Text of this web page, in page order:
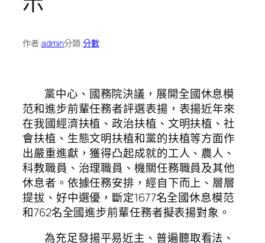
作者:admin分類:分數
黨中心、國務院決議，展開全國休息模
范和進步前輩任務者評選表揚，表揚近年來
在我國經濟扶植、政治扶植、文明扶植、社
會扶植、生態文明扶植和黨的扶植等方面作
出嚴重進獻，獲得凸起成就的工人、農人、
科教職員、治理職員、機關任務職員及其他
休息者。依據任務安排，經自下而上、層層
提拔、好中選優，斷定1677名全國休息模范
和762名全國進步前輩任務者擬表揚對象。
為充足發揚平易近主、普遍聽取看法、